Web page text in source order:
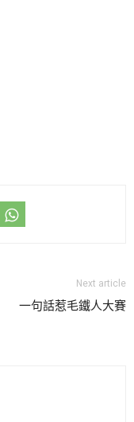
Next article
一句話惹毛鐵人大賽